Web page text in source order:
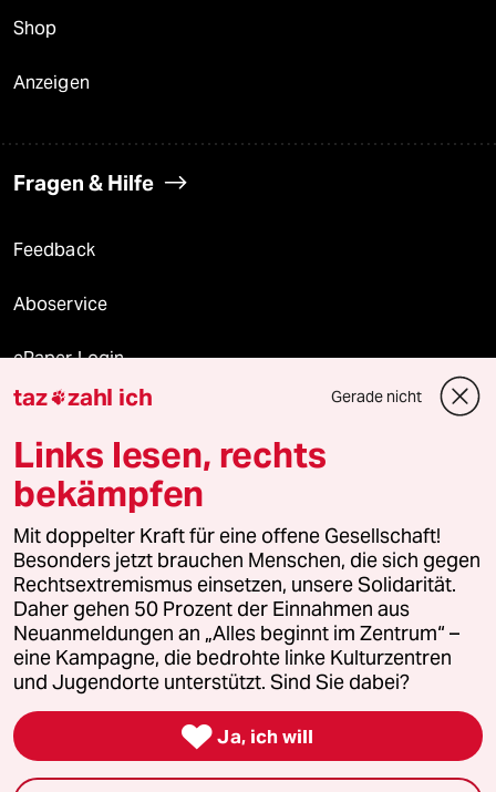
Shop
Anzeigen
Fragen & Hilfe
Feedback
Aboservice
ePaper Login
Downloads für Abonnierende
© 2026 taz Verlags und Vertriebs GmbH
Alle Rechte vorbehalten. Bei rechtlichen Fragen oder für Genehmigungen
wenden Sie sich bitte an
lizenzen@taz.de
Feedback Redaktionsstatut Kommune-Richtlinien
Leitlinie Informant Datenschutz Impressum AGB
Seitenwende Einwilligungen widerrufen (Ads)
taz zahl ich Gerade nicht
Links lesen, rechts
bekämpfen
Mit doppelter Kraft für eine offene Gesellschaft!
Besonders jetzt brauchen Menschen, die sich gegen
Rechtsextremismus einsetzen, unsere Solidarität.
Daher gehen 50 Prozent der Einnahmen aus
Neuanmeldungen an „Alles beginnt im Zentrum“ –
eine Kampagne, die bedrohte linke Kulturzentren
und Jugendorte unterstützt. Sind Sie dabei?
 Ja, ich will